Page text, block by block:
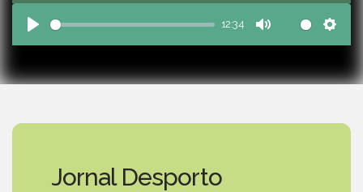
Play
12:34
Mute
Jornal Desporto